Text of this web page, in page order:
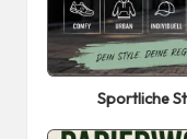
Posted
in
Sportliche